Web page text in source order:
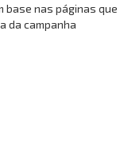
base nas páginas que
da campanha